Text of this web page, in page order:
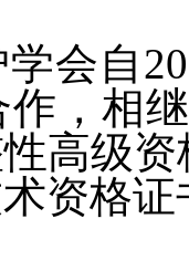
会自
作，相
高级
资格